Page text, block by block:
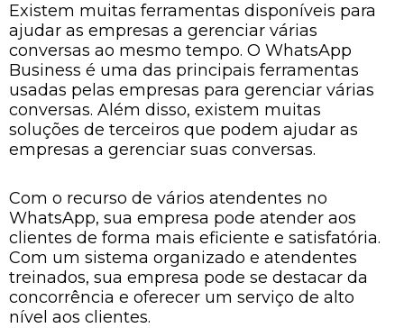
Existem muitas ferramentas disponíveis para
ajudar as empresas a gerenciar várias
conversas ao mesmo tempo. O WhatsApp
Business é uma das principais ferramentas
usadas pelas empresas para gerenciar várias
conversas. Além disso, existem muitas
soluções de terceiros que podem ajudar as
empresas a gerenciar suas conversas.
Com o recurso de vários atendentes no
WhatsApp, sua empresa pode atender aos
clientes de forma mais eficiente e satisfatória.
Com um sistema organizado e atendentes
treinados, sua empresa pode se destacar da
concorrência e oferecer um serviço de alto
nível aos clientes.